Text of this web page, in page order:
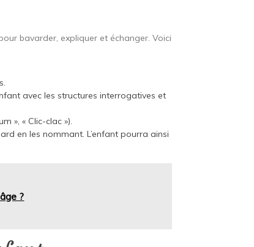
bavarder, expliquer et échanger. Voici
avec les structures interrogatives et
», « Clic-clac »).
en les nommant. L’enfant pourra ainsi
?